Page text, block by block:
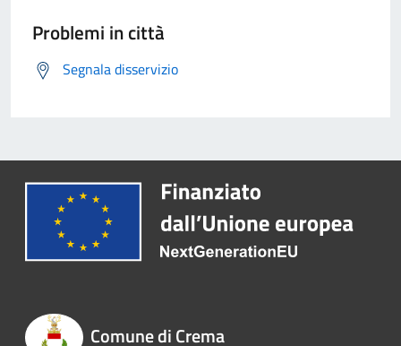
Problemi in città
Segnala disservizio
Comune di Crema